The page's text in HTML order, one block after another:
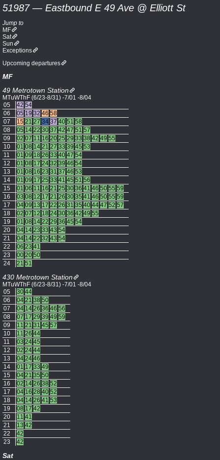
51987 — Eastbound E 49 Ave @ Elliott St
Jump to
MF
Sat
Sun
Exceptions
Upcoming departures
MF
49 Metrotown Station
MTuWThF (6/23-8/31) -7/01 -8/04
05
42 54
06
05 19 32 46 58
07
15 21 27 34 37 40 51 58
08
05 14 22 30 37 42 47 51 57
09
02 07 11 16 20 25 29 33 38 42 49 55
10
01 08 14 21 27 33 39 45 53
11
01 09 18 26 33 40 47 54
12
01 08 17 24 32 39 46 54
13
01 08 16 23 31 37 46 53
14
01 09 17 25 33 41 45 51 56
15
01 06 11 16 21 25 30 36 41 46 50 55 59
16
03 08 12 17 21 26 30 35 41 46 50 55 59
17
04 09 13 17 22 26 31 35 40 44 47 52 57
18
02 07 12 18 24 30 36 42 49 55
19
01 08 14 22 29 36 45 54
20
04 14 23 33 43 54
21
04 14 22 32 43 54
22
06 23 41
23
00 20 50
24
21 51
430 Metrotown Station
MTuWThF (6/23-8/31) -7/01 -8/04
05
30 44
06
04 21 38 50
07
04 14 26 36 46 56
08
07 17 29 39 49 59
09
11 21 31 45 57
10
11 26 44
11
03 24 45
12
02 24 44
13
04 24 46
14
01 17 33 49
15
04 21 35 50
16
02 14 26 38 52
17
04 16 28 40 52
18
04 14 26 41 53
19
08 17 42
20
11 41
21
13 42
22
42
23
42
Sat